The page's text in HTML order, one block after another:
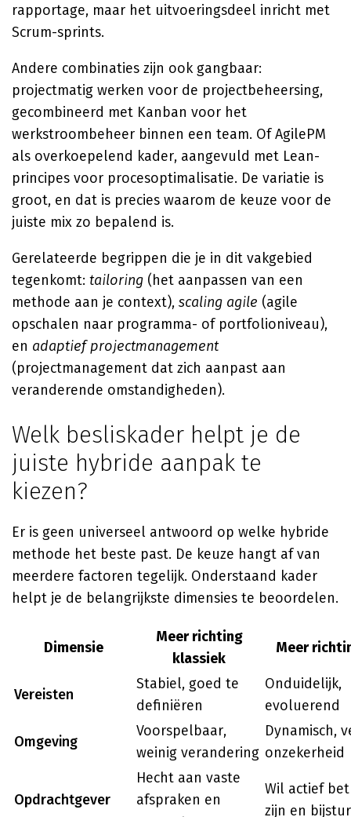
rapportage, maar het uitvoeringsdeel inricht met
Scrum-sprints.
Andere combinaties zijn ook gangbaar:
projectmatig werken voor de projectbeheersing,
gecombineerd met Kanban voor het
werkstroombeheer binnen een team. Of AgilePM
als overkoepelend kader, aangevuld met Lean-
principes voor procesoptimalisatie. De variatie is
groot, en dat is precies waarom de keuze voor de
juiste mix zo bepalend is.
Gerelateerde begrippen die je in dit vakgebied
tegenkomt: tailoring (het aanpassen van een
methode aan je context), scaling agile (agile
opschalen naar programma- of portfolioniveau),
en adaptief projectmanagement
(projectmanagement dat zich aanpast aan
veranderende omstandigheden).
Welk besliskader helpt je de
juiste hybride aanpak te
kiezen?
Er is geen universeel antwoord op welke hybride
methode het beste past. De keuze hangt af van
meerdere factoren tegelijk. Onderstaand kader
helpt je de belangrijkste dimensies te beoordelen.
Dimensie
Meer richting
klassiek
Meer
Vereisten
Stabiel, goed te
definiëren
Onduidelijk,
evoluerend
Omgeving
Voorspelbaar,
weinig verandering
Dynamisch,
onzekerheid
Opdrachtgever
Hecht aan vaste
afspraken en
Wil actief
zijn en